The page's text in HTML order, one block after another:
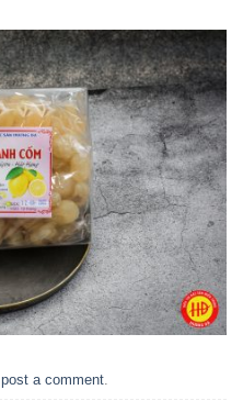
post a comment